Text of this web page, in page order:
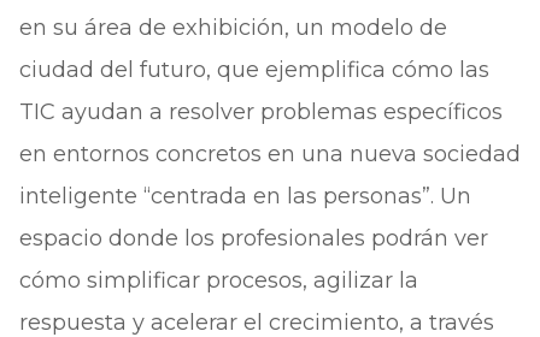
en su área de exhibición, un modelo de
ciudad del futuro, que ejemplifica cómo las
TIC ayudan a resolver problemas específicos
en entornos concretos en una nueva sociedad
inteligente “centrada en las personas”. Un
espacio donde los profesionales podrán ver
cómo simplificar procesos, agilizar la
respuesta y acelerar el crecimiento, a través